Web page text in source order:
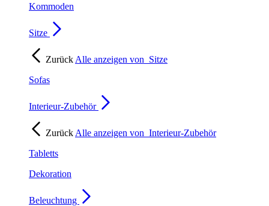
Kommoden
Sitze
Zurück Alle anzeigen von Sitze
Sofas
Interieur-Zubehör
Zurück Alle anzeigen von Interieur-Zubehör
Tabletts
Dekoration
Beleuchtung